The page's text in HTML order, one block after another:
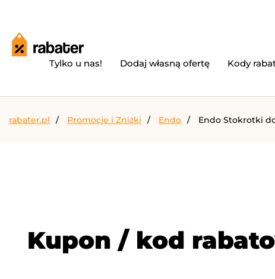
Tylko u nas! Dodaj własną ofertę Kody
rabater.pl Promocje i Zniżki Endo Endo Stokrotki
Kupon / kod